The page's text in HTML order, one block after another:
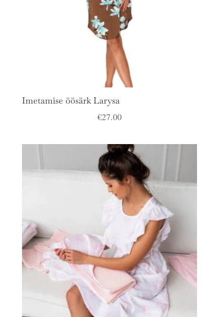
Imetamise öösärk Larysa
€27.00